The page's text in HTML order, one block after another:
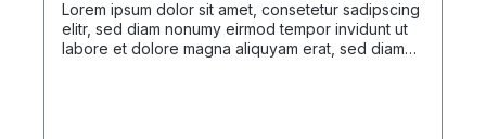
Lorem ipsum dolor sit amet, consetetur sadipscing
elitr, sed diam nonumy eirmod tempor invidunt ut
labore et dolore magna aliquyam erat, sed diam